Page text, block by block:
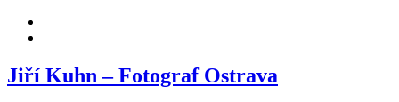
Jiří Kuhn – Fotograf Ostrava